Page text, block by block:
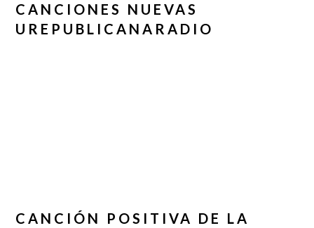
CANCIONES NUEVAS
UREPUBLICANARADIO
CANCIÓN POSITIVA DE LA